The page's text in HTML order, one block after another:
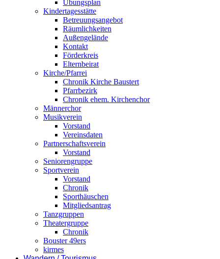
Übungsplan
Kindertagesstätte
Betreuungsangebot
Räumlichkeiten
Außengelände
Kontakt
Förderkreis
Elternbeirat
Kirche/Pfarrei
Chronik Kirche Baustert
Pfarrbezirk
Chronik ehem. Kirchenchor
Männerchor
Musikverein
Vorstand
Vereinsdaten
Partnerschaftsverein
Vorstand
Seniorengruppe
Sportverein
Vorstand
Chronik
Sporthäuschen
Mitgliedsantrag
Tanzgruppen
Theatergruppe
Chronik
Bouster 49ers
kirmes